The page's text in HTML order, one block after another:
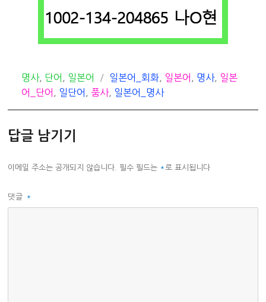
카
테
명사, 단어 일본어
태
그
일본어_회화, 일본어 명사, 일본
어_단어
일단어 품사, 일본어_명사
답글 남기기
이메일 주소는 공개되지 않습니다. 필수 필드는 *로 표시됩니다
댓글 *